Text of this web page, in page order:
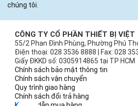
chúng tôi.
CÔNG TY CỔ PHẦN THIẾT BỊ VIỆT
55/2 Phan Đình Phùng, Phường Phú
Điện thoại: 028 3536 8888 | Fax: 028
Giấy ĐKKD số: 0305914865 tại TP HCM
Chính sách bảo mật thông tin
Chính sách vận chuyển
Quy trình giao hàng
Chính sách đổi trả hàng